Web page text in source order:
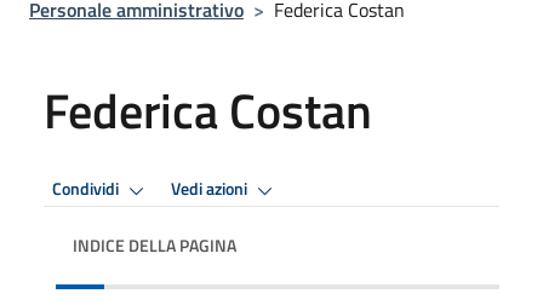
Personale amministrativo > Federica Costan
Federica Costan
Condividi Vedi azioni
INDICE DELLA PAGINA